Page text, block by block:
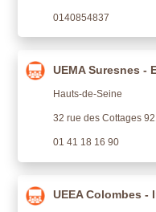
0140854837
UEMA Suresnes -
Hauts-de-Seine
32 rue des Cottages
01 41 18 16 90
UEEA Colombes